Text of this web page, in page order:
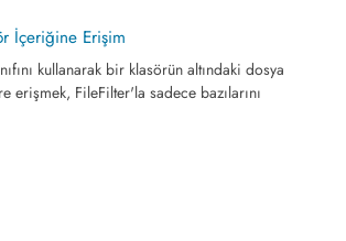
İçeriğine Erişim
kullanarak bir klasörün altındaki dosya
erişmek, FileFilter'la sadece bazılarını